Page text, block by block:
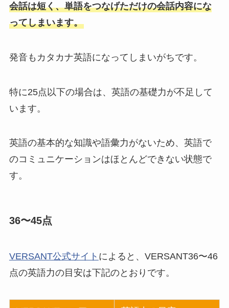
会話は短く、単語をつなげただけの会話内容にな
ってしまいます。
発音もカタカナ英語になってしまいがちです。
特に25点以下の場合は、英語の基礎力が不足して
います。
英語の基本的な知識や語彙力がないため、英語で
のコミュニケーションはほとんどできない状態で
す。
36〜45点
VERSANT公式サイト によると、VERSANT36〜46
点の英語力の目安は下記のとおりです。